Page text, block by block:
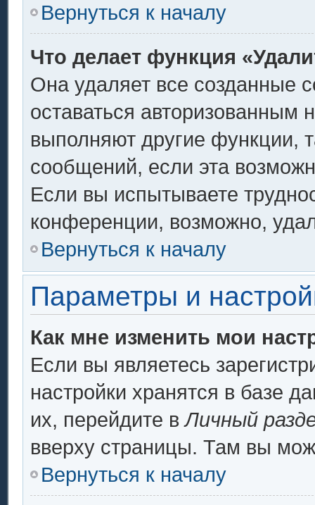
Вернуться к началу
Что делает функция
Она удаляет все созданные
оставаться авторизованным
выполняют другие функции,
сообщений, если эта
Если вы испытываете
конференции, возможно,
Вернуться к началу
Параметры и
Как мне изменить мои
Если вы являетесь
настройки хранятся в базе
их, перейдите вЛичный
вверху страницы. Там вы
Вернуться к началу